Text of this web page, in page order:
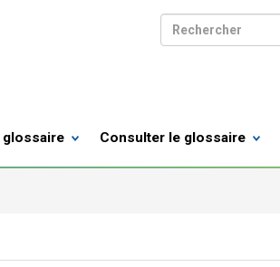
Consulter le glossaire